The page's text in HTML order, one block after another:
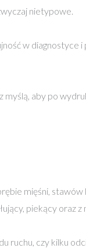
nietypowe.
w diagnostyce
myślą, aby po
mięśni, stawów
piekący oraz z
ruchu, czy kilku